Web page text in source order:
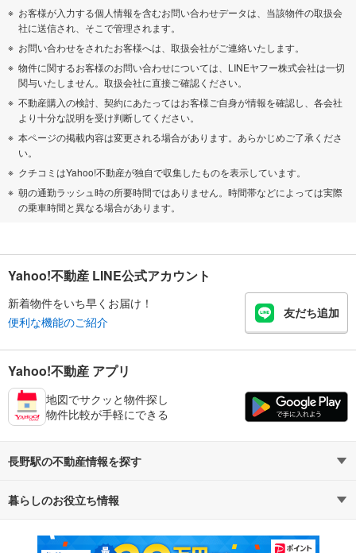
お客様が入力する個人情報を含むお問い合わせデータは、当該物件の取扱会
社に送信され、そこで管理されます。
お問い合わせをされたお客様へは、取扱会社がご連絡いたします。
物件に関するお客様のお問い合わせについては、LINEヤフー株式会社は一切
関与いたしません。取扱会社に直接ご確認ください。
不動産購入の検討、契約にあたってはお客様ご自身が情報を確認し、各会社
より十分な説明を受け判断してください。
本ページの掲載内容は変更される場合があります。あらかじめご了承くださ
い。
クチコミはYahoo!不動産が独自で収集したものを表示しています。
朝の通勤ラッシュ時の所要時間ではありません。時間帯などによっては実際
の乗車時間と異なる場合があります。
Yahoo!不動産 LINE公式アカウント
新着物件をいち早くお届け！
便利な機能のご紹介
友だち追加
Yahoo!不動産 アプリ
地図でサクッと物件探し
物件比較が手軽にできる
長野駅の不動産情報を探す
不動産・住宅
新築マンション 中古マンション
暮らしのお役立ち情報
マンションカタログ 教えて！住まいの先生